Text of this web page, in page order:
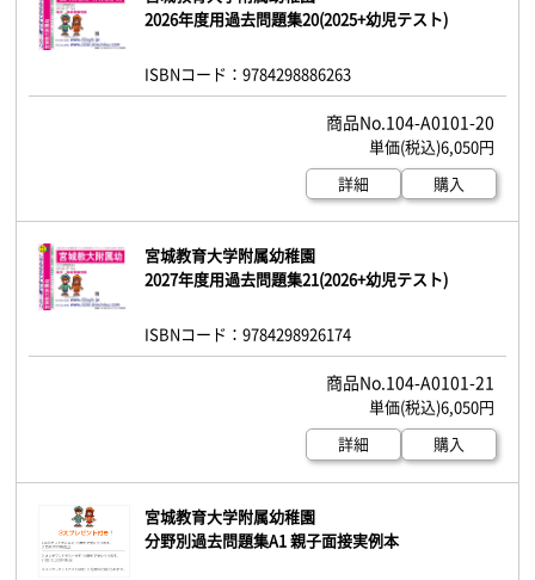
2026年度用過去問題集20(2025+幼児テスト)
ISBNコード：9784298886263
104-A0101-20
6,050円
詳細
購入
宮城教育大学附属幼稚園
2027年度用過去問題集21(2026+幼児テスト)
ISBNコード：9784298926174
104-A0101-21
6,050円
詳細
購入
宮城教育大学附属幼稚園
分野別過去問題集A1 親子面接実例本